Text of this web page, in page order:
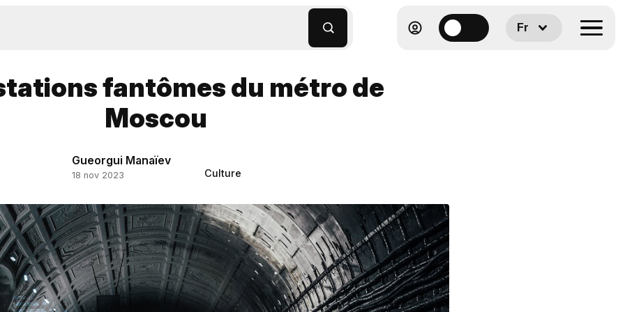
Fr
fantômes du métro de
Moscou
Gueorgui Manaïev
18 nov 2023 Culture